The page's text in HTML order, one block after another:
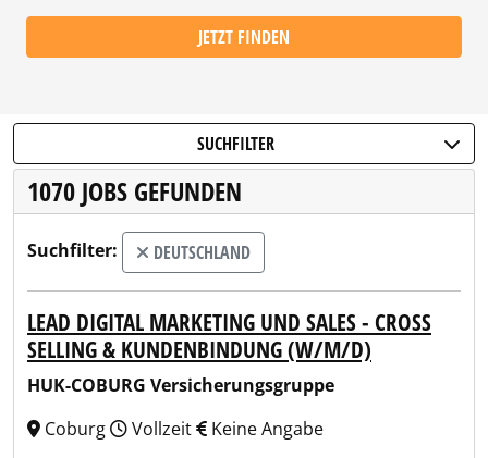
JETZT FINDEN
SUCHFILTER
1070 JOBS GEFUNDEN
Suchfilter: DEUTSCHLAND
LEAD DIGITAL MARKETING UND SALES - CROSS
SELLING & KUNDENBINDUNG (W/M/D)
HUK-COBURG Versicherungsgruppe
Coburg
Vollzeit Keine Angabe